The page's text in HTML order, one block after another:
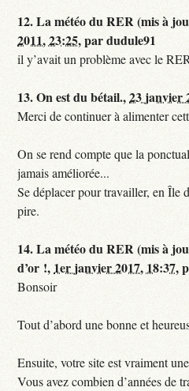
12.La météo du RER (mis à
2011, 23:25,pardudule91
il y’avait un problème avec le
13.On est du bétail.,23 janvier
Merci de continuer à alimenter
On se rend compte que la
jamais améliorée...
Se déplacer pour travailler, en Île
pire.
14.La météo du RER (mis à
d’or !, 1er janvier 2017, 18:37,
Bonsoir
Tout d’abord une bonne et
Ensuite, votre site est vraiment
Vous avez combien d’années de